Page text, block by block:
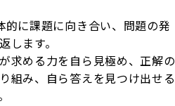
に課題に向き合い、問題の発
します。
求める力を自ら見極め、正解の
組み、自ら答えを見つけ出せる